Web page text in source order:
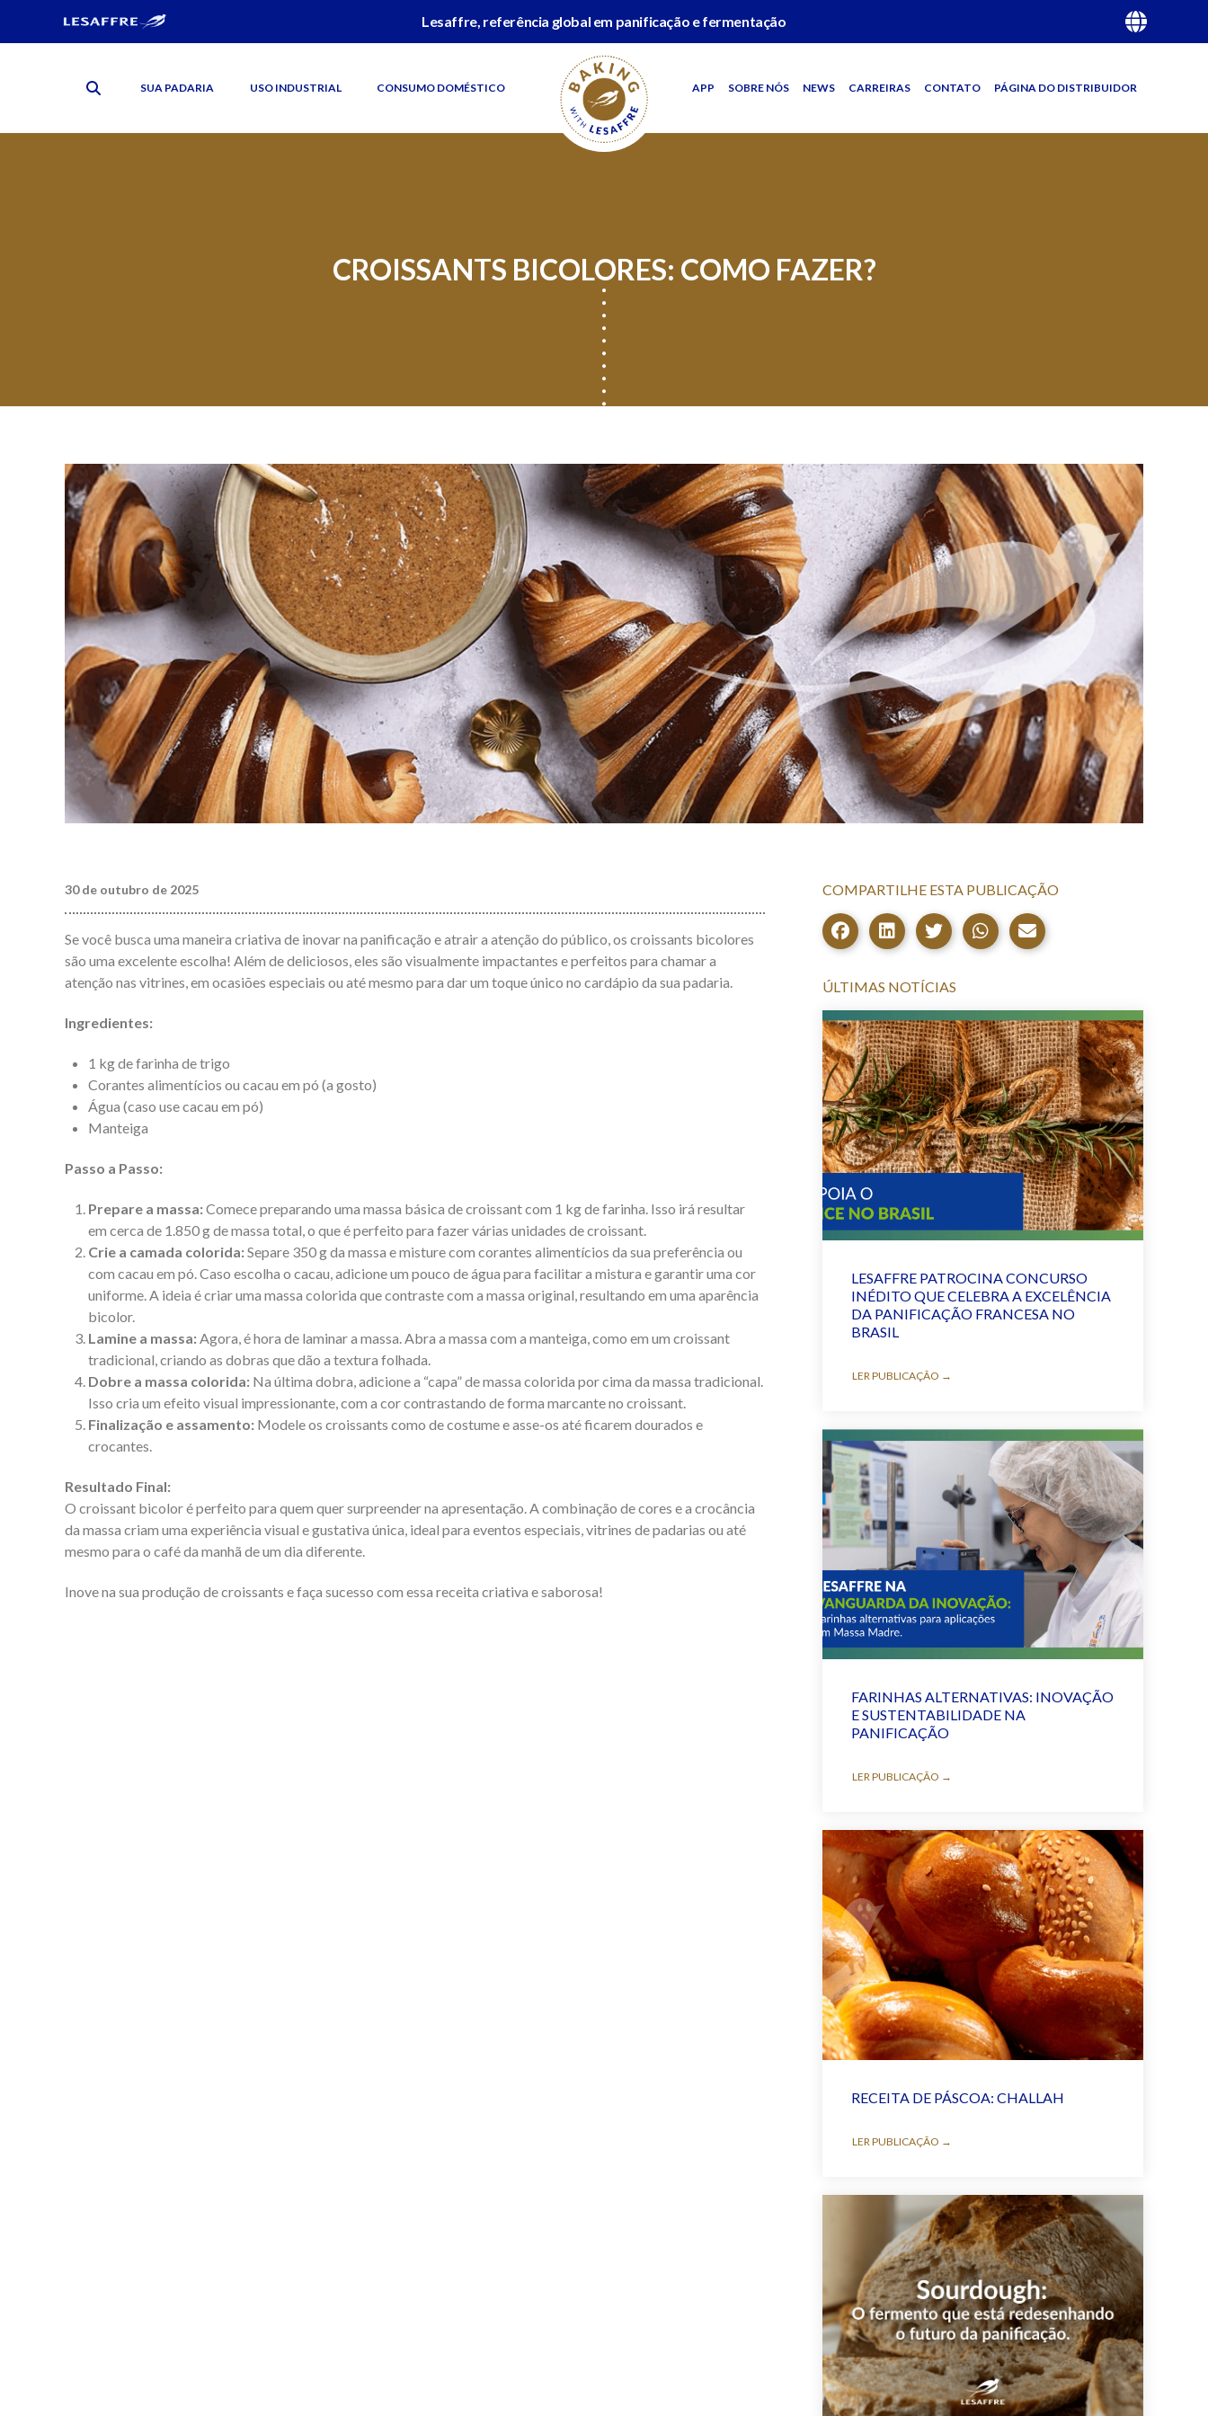
Lesaffre, referência global em panificação e fermentação
SUA PADARIA USO INDUSTRIAL CONSUMO DOMÉSTICO APP SOBRE NÓS NEWS CARREIRAS CONTATO PÁGINA DO DISTRIBUIDOR
CROISSANTS BICOLORES: COMO FAZER?
30 de outubro de 2025
Se você busca uma maneira criativa de inovar na panificação e atrair a atenção do público, os croissants bicolores
são uma excelente escolha! Além de deliciosos, eles são visualmente impactantes e perfeitos para chamar a
atenção nas vitrines, em ocasiões especiais ou até mesmo para dar um toque único no cardápio da sua padaria.
Ingredientes:
1 kg de farinha de trigo
Corantes alimentícios ou cacau em pó (a gosto)
Água (caso use cacau em pó)
Manteiga
Passo a Passo:
Prepare a massa:Comece preparando uma massa básica de croissant com 1 kg de farinha. Isso irá resultar
em cerca de 1.850 g de massa total, o que é perfeito para fazer várias unidades de croissant.
Crie a camada colorida:Separe 350 g da massa e misture com corantes alimentícios da sua preferência ou
com cacau em pó. Caso escolha o cacau, adicione um pouco de água para facilitar a mistura e garantir uma cor
uniforme. A ideia é criar uma massa colorida que contraste com a massa original, resultando em uma aparência
bicolor.
Lamine a massa:Agora, é hora de laminar a massa. Abra a massa com a manteiga, como em um croissant
tradicional, criando as dobras que dão a textura folhada.
Dobre a massa colorida: Na última dobra, adicione a “capa” de massa colorida por cima da massa tradicional.
Isso cria um efeito visual impressionante, com a cor contrastando de forma marcante no croissant.
Finalização e assamento: Modele os croissants como de costume e asse-os até ficarem dourados e
crocantes.
Resultado Final:
O croissant bicolor é perfeito para quem quer surpreender na apresentação. A combinação de cores e a crocância
da massa criam uma experiência visual e gustativa única, ideal para eventos especiais, vitrines de padarias ou até
mesmo para o café da manhã de um dia diferente.
Inove na sua produção de croissants e faça sucesso com essa receita criativa e saborosa!
COMPARTILHE ESTA PUBLICAÇÃO
ÚLTIMAS NOTÍCIAS
LESAFFRE PATROCINA CONCURSO
INÉDITO QUE CELEBRA A EXCELÊNCIA
DA PANIFICAÇÃO FRANCESA NO
BRASIL
LER PUBLICAÇÃO →
FARINHAS ALTERNATIVAS: INOVAÇÃO
E SUSTENTABILIDADE NA
PANIFICAÇÃO
LER PUBLICAÇÃO →
RECEITA DE PÁSCOA: CHALLAH
LER PUBLICAÇÃO →